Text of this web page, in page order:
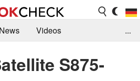
News
Videos
Suche
Jobs
...
S875-